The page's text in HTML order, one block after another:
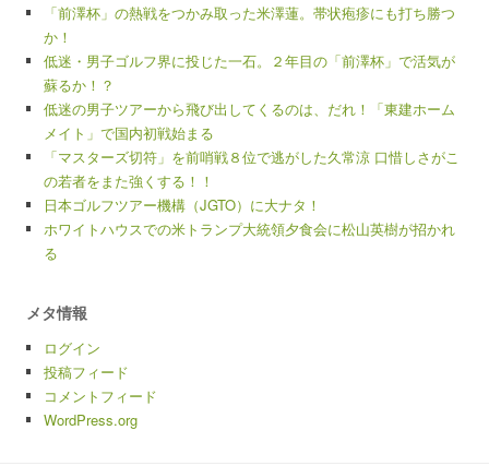
「前澤杯」の熱戦をつかみ取った米澤蓮。帯状疱疹にも打ち勝つ
か！
低迷・男子ゴルフ界に投じた一石。２年目の「前澤杯」で活気が
蘇るか！？
低迷の男子ツアーから飛び出してくるのは、だれ！「東建ホーム
メイト」で国内初戦始まる
「マスターズ切符」を前哨戦８位で逃がした久常涼 口惜しさがこ
の若者をまた強くする！！
日本ゴルフツアー機構（JGTO）に大ナタ！
ホワイトハウスでの米トランプ大統領夕食会に松山英樹が招かれ
る
メタ情報
ログイン
投稿フィード
コメントフィード
WordPress.org